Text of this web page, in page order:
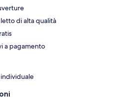
di alta qualità
a pagamento